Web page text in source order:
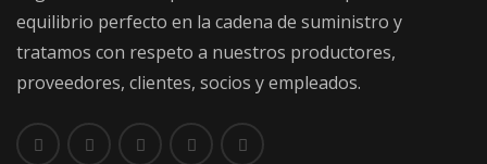
equilibrio perfecto en la cadena de suministro y
tratamos con respeto a nuestros productores,
proveedores, clientes, socios y empleados.